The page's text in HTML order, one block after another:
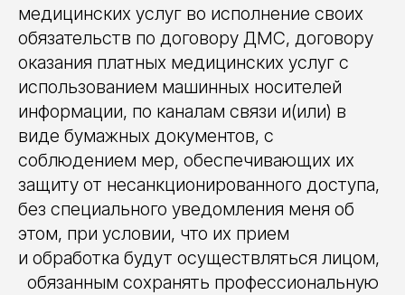
медицинских услуг во исполнение своих
обязательств по договору ДМС, договору
оказания платных медицинских услуг с
использованием машинных носителей
информации, по каналам связи и(или) в
виде бумажных документов, с
соблюдением мер, обеспечивающих их
защиту от несанкционированного доступа,
без специального уведомления меня об
этом, при условии, что их прием
и обработка будут осуществляться лицом,
обязанным сохранять профессиональную